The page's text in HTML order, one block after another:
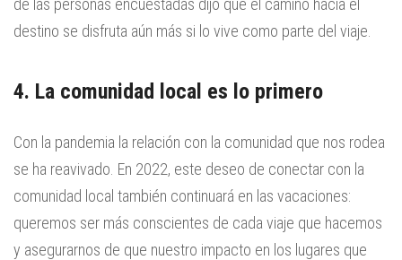
destino se disfruta aún más si lo vive como parte del viaje.
4. La comunidad local es lo primero
Con la pandemia la relación con la comunidad que nos rodea
se ha reavivado. En 2022, este deseo de conectar con la
comunidad local también continuará en las vacaciones:
queremos ser más conscientes de cada viaje que hacemos
y asegurarnos de que nuestro impacto en los lugares que